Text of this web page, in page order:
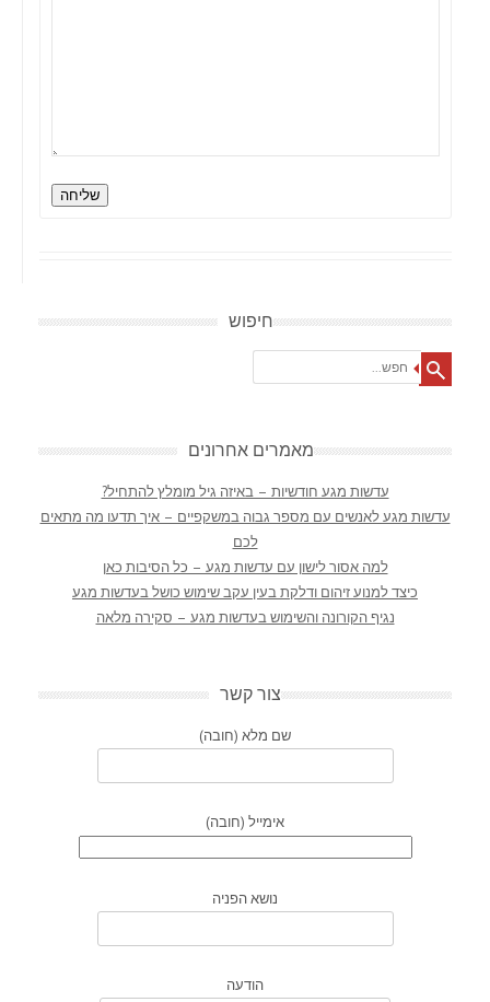
שליחה
חיפוש
מאמרים אחרונים
עדשות מגע חודשיות – באיזה גיל מומלץ להתחיל?
עדשות מגע לאנשים עם מספר גבוה במשקפיים – איך תדעו מה מתאים
לכם
למה אסור לישון עם עדשות מגע – כל הסיבות כאן
כיצד למנוע זיהום ודלקת בעין עקב שימוש כושל בעדשות מגע
נגיף הקורונה והשימוש בעדשות מגע – סקירה מלאה
צור קשר
שם מלא (חובה)
אימייל (חובה)
נושא הפניה
הודעה